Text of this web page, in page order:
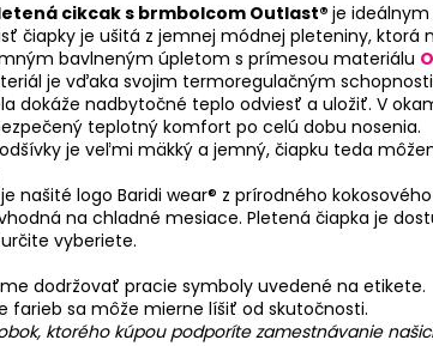
cikcak s brmbolcom Outlast®je
čiapky je ušitá z jemnej módnej pleteniny, ktorá
bavlneným úpletom s prímesou materiálu
je vďaka svojim termoregulačným
dokáže nadbytočné teplo odviesť a uložiť. V
teplotný komfort po celú dobu nosenia.
je veľmi mäkký a jemný, čiapku teda
našité logo Baridi wear® z prírodného
na chladné mesiace. Pletená čiapka je
vyberiete.
dodržovať pracie symboly uvedené na etikete.
farieb sa môže mierne líšiť od skutočnosti.
ktorého kúpou podporíte zamestnávanie